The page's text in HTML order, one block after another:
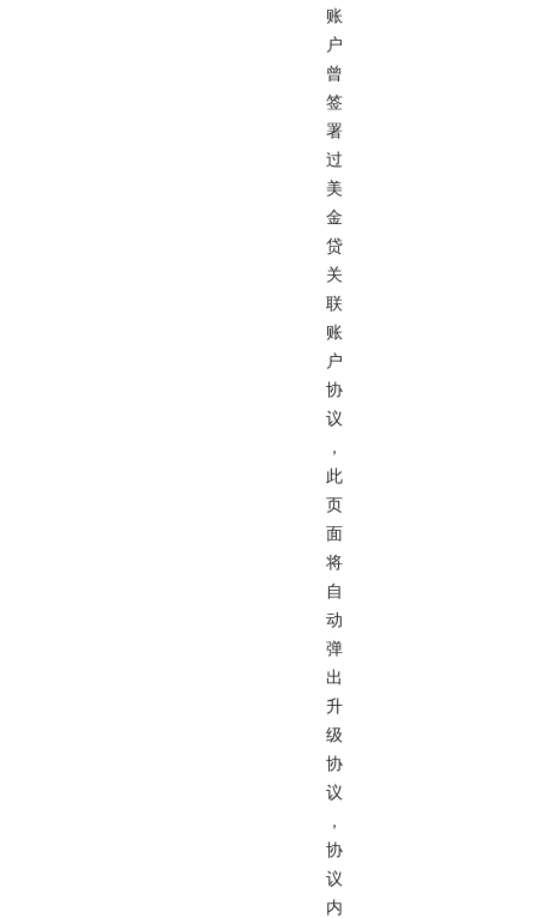
账
户
曾
签
署
过
美
金
贷
关
联
账
户
协
议
，
此
页
面
将
自
动
弹
出
升
级
协
议
，
协
议
内